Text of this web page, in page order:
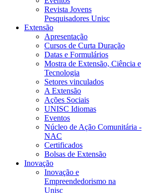
Revista Jovens
Pesquisadores Unisc
Extensão
Apresentação
Cursos de Curta Duração
Datas e Formulários
Mostra de Extensão, Ciência e
Tecnologia
Setores vinculados
A Extensão
Ações Sociais
UNISC Idiomas
Eventos
Núcleo de Ação Comunitária -
NAC
Certificados
Bolsas de Extensão
Inovação
Inovação e
Empreendedorismo na
Unisc